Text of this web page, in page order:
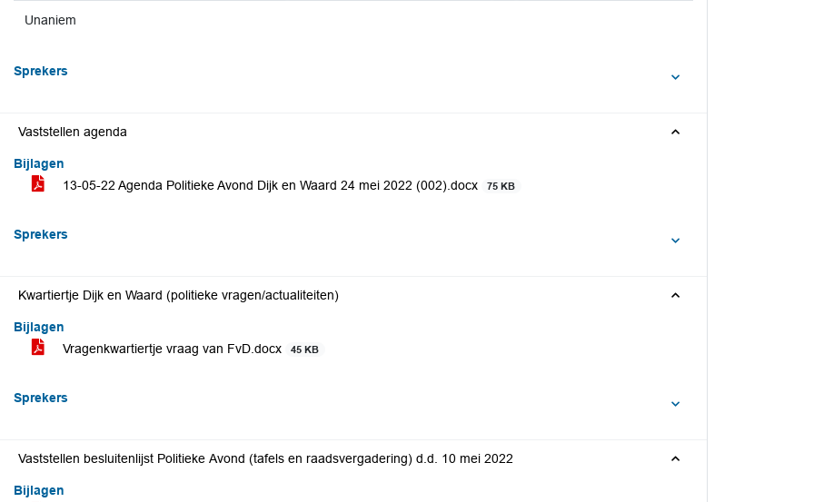
Unaniem
Sprekers
Vaststellen agenda
Bijlagen
13-05-22 Agenda Politieke Avond Dijk en Waard 24 mei 2022 (002).docx
75 KB
Sprekers
Kwartiertje Dijk en Waard (politieke vragen/actualiteiten)
Bijlagen
Vragenkwartiertje vraag van FvD.docx
45 KB
Sprekers
Vaststellen besluitenlijst Politieke Avond (tafels en raadsvergadering) d.d. 10 mei 2022
Bijlagen